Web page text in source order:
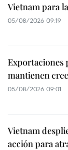
Vietnam para
05/08/2026 09:19
Exportaciones
mantienen
05/08/2026 09:01
Vietnam
acción para